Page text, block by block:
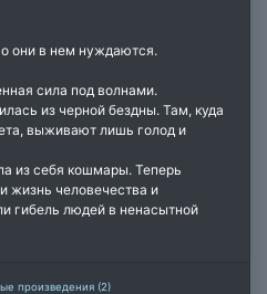
они в нем нуждаются.
сила под волнами.
из черной бездны. Там, куда
выживают лишь голод и
из себя кошмары. Теперь
жизнь человечества и
гибель людей в ненасытной
произведения (2)